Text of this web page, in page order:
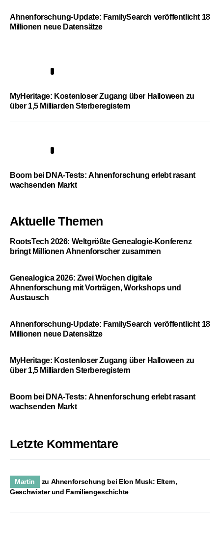
Ahnenforschung-Update: FamilySearch veröffentlicht 18
Millionen neue Datensätze
4
MyHeritage: Kostenloser Zugang über Halloween zu
über 1,5 Milliarden Sterberegistern
5
Boom bei DNA-Tests: Ahnenforschung erlebt rasant
wachsenden Markt
Aktuelle Themen
RootsTech 2026: Weltgrößte Genealogie-Konferenz
bringt Millionen Ahnenforscher zusammen
Genealogica 2026: Zwei Wochen digitale
Ahnenforschung mit Vorträgen, Workshops und
Austausch
Ahnenforschung-Update: FamilySearch veröffentlicht 18
Millionen neue Datensätze
MyHeritage: Kostenloser Zugang über Halloween zu
über 1,5 Milliarden Sterberegistern
Boom bei DNA-Tests: Ahnenforschung erlebt rasant
wachsenden Markt
Letzte Kommentare
Martin zu Ahnenforschung bei Elon Musk: Eltern,
Geschwister und Familiengeschichte